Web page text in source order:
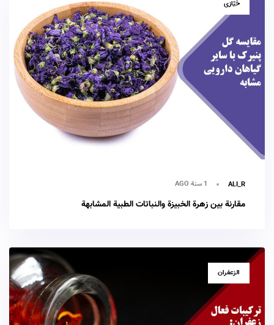
خُبّازی
ALI_R 1 سنة AGO
مقارنة بين زهرة الخبيزة والنباتات الطبية المشابهة
الزعفران